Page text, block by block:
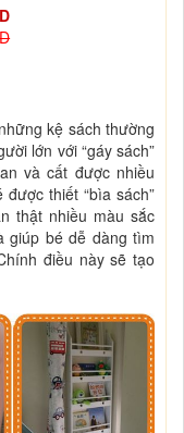
kệ sách thường
lớn với “gáy sách”
và cất được nhiều
thiết “bìa sách”
thật nhiều màu sắc
giúp bé dễ dàng tìm
điều này sẽ tạo